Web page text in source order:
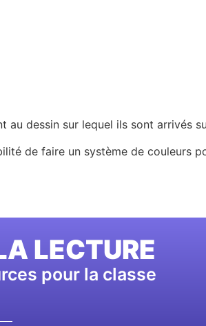
dessin sur lequel ils sont arrivés
de faire un système de couleurs
LECTURE
pour la classe